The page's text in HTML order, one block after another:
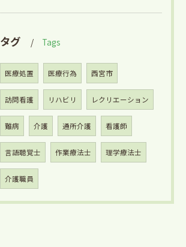
タグ Tags
医療処置 医療行為 西宮市
訪問看護 リハビリ レクリエーション
難病 介護 通所介護 看護師
言語聴覚士 作業療法士 理学療法士
介護職員